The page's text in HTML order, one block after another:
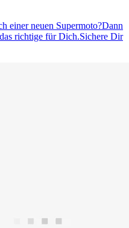
einer neuen Supermoto?Dann
richtige für Dich.Sichere Dir